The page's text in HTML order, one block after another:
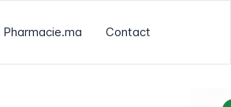
Pharmacie.ma Contact